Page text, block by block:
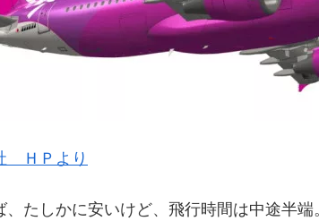
ＨＰより
、たしかに安いけど、飛行時間は中途半